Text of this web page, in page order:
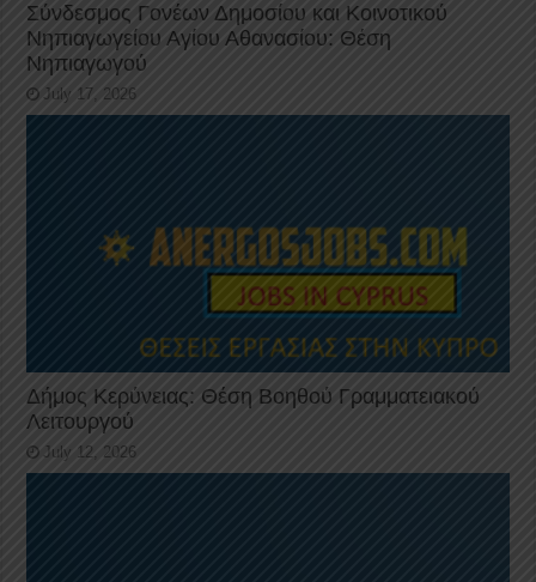
Σύνδεσμος Γονέων Δημοσίου και Κοινοτικού
Νηπιαγωγείου Αγίου Αθανασίου: Θέση
Νηπιαγωγού
July 17, 2026
Δήμος Κερύνειας: Θέση Βοηθού Γραμματειακού
Λειτουργού
July 12, 2026